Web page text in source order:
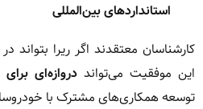
استانداردهای بین‌المللی
کارشناسان معتقدند اگر ریرا بتواند
این موفقیت می‌تواند دروازه‌ای
توسعه همکاری‌های مشترک با